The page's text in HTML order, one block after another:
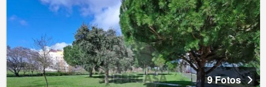
9 Fotos